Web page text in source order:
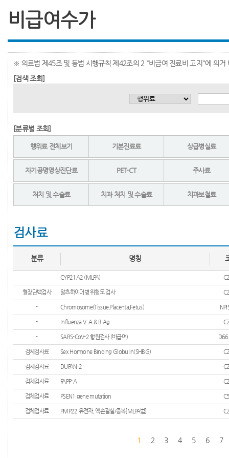
비급여수가
※ 의료법 제45조 및 동법 시행규칙 제42조의 2 "비급여 진료비 고지"에 의거
[검색 조회]
[분류별 조회]
행위료 전체보기 기본진료료 상급병실료
자기공명영상진단료 PET-CT 주사료
처치 및 수술료 치과 처치 및 수술료 치과보철료
검사료
분류 명칭
CYP21A2 (MLPA)
혈장단백검사 알츠하이머병 위험도 검사
- Chromosome(Tissue,Placenta,Fetus)
- Influenza V. A & B Ag
- SARS-CoV-2 항원검사 (비급여)
검체검사료 Sex Hormone Binding Globulin(SHBG)
검체검사료 DUPAN-2
검체검사료 PAPP-A
검체검사료 PSEN1 gene mutation
검체검사료 PMP22 유전자, 엑손결실/중복[MLPA법]
1 2 3 4 5 6 7